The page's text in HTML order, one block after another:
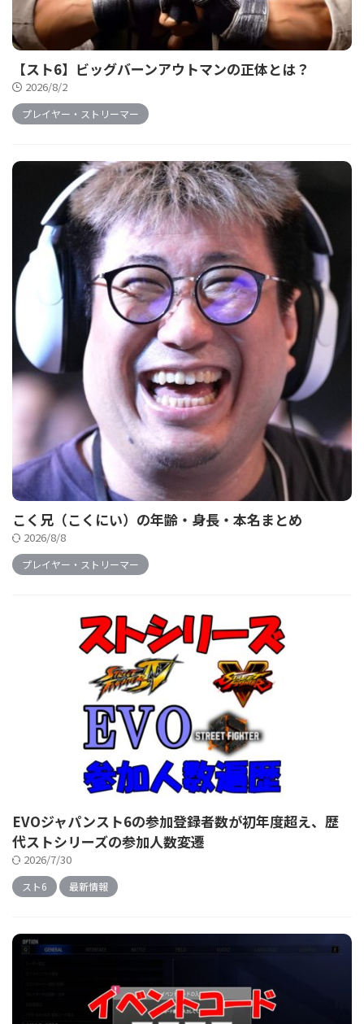
【スト6】ビッグバーンアウトマンの正体とは？
2026/8/2
プレイヤー・ストリーマー
こく兄（こくにい）の年齢・身長・本名まとめ
2026/8/8
プレイヤー・ストリーマー
EVOジャパンスト6の参加登録者数が初年度超え、歴
代ストシリーズの参加人数変遷
2026/7/30
スト6 最新情報